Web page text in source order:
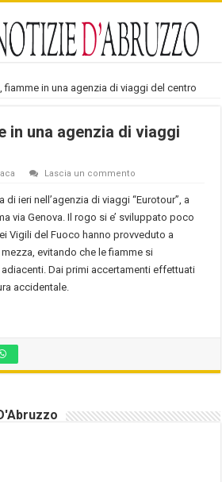
fiamme in una agenzia di viaggi del centro
in una agenzia di viaggi
Lascia un commento
ieri nell’agenzia di viaggi “Eurotour”, a
via Genova. Il rogo si e’ sviluppato poco
Vigili del Fuoco hanno provveduto a
evitando che le fiamme si
Dai primi accertamenti effettuati
accidentale.